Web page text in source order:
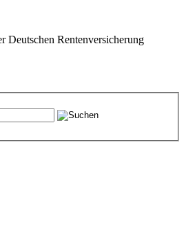
Deutschen Rentenversicherung